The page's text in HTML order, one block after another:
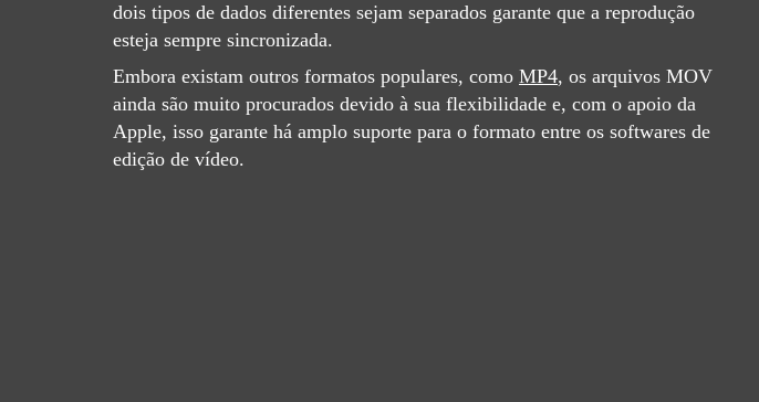
dois tipos de dados diferentes sejam separados garante que a reprodução
esteja sempre sincronizada.
Embora existam outros formatos populares, como MP4, os arquivos MOV
ainda são muito procurados devido à sua flexibilidade e, com o apoio da
Apple, isso garante há amplo suporte para o formato entre os softwares de
edição de vídeo.